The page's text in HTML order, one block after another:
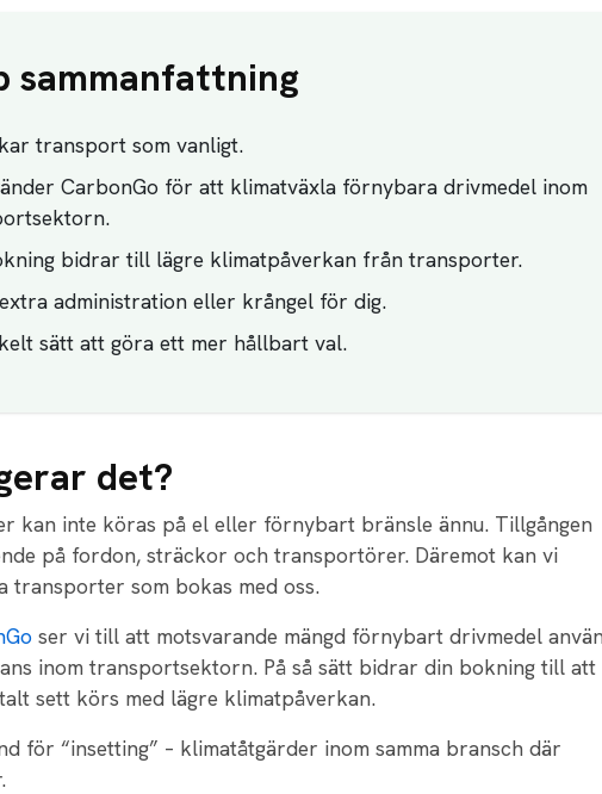
sammanfattning
transport som vanligt.
CarbonGo för att klimatväxla förnybara drivmedel inom
bidrar till lägre klimatpåverkan från transporter.
administration eller krångel för dig.
sätt att göra ett mer hållbart val.
det?
kan inte köras på el eller förnybart bränsle ännu. Tillgången
på fordon, sträckor och transportörer. Däremot kan vi
transporter som bokas med oss.
ser vi till att motsvarande mängd förnybart drivmedel
inom transportsektorn. På så sätt bidrar din bokning till
sett körs med lägre klimatpåverkan.
för “insetting” – klimatåtgärder inom samma bransch där